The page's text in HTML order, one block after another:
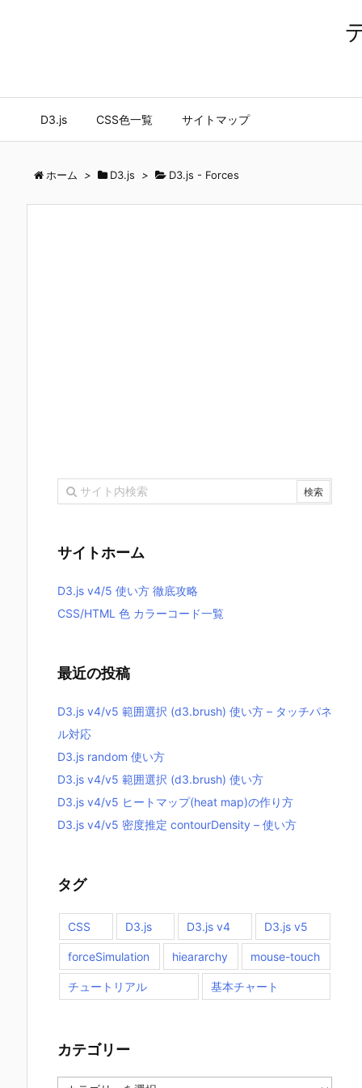
D3.js CSS色一覧 サイトマップ
ホーム > D3.js > D3.js - Forces
サイトホーム
D3.js v4/5 使い方 徹底攻略
CSS/HTML 色 カラーコード一覧
最近の投稿
D3.js v4/v5 範囲選択 (d3.brush) 使い方 – タッチパネ
ル対応
D3.js random 使い方
D3.js v4/v5 範囲選択 (d3.brush) 使い方
D3.js v4/v5 ヒートマップ(heat map)の作り方
D3.js v4/v5 密度推定 contourDensity – 使い方
タグ
CSS D3.js D3.js v4 D3.js v5
forceSimulation hieararchy mouse-touch
チュートリアル 基本チャート
カテゴリー
カ